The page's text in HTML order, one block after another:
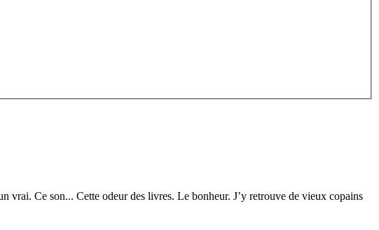
Ce son... Cette odeur des livres. Le bonheur. J’y retrouve de vieux copains